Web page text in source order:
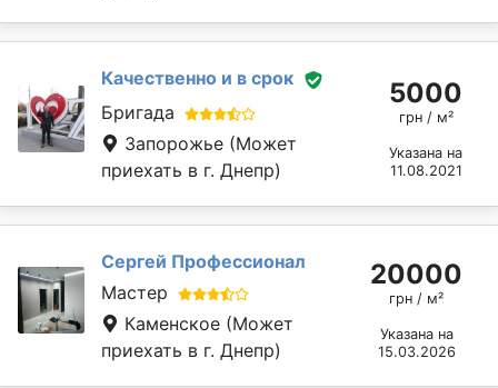
Качественно и в срок
Бригада
Запорожье (Может
приехать в г. Днепр)
5000
грн / м²
Указана на
11.08.2021
Сергей Профессионал
Мастер
Каменское (Может
приехать в г. Днепр)
20000
грн / м²
Указана на
15.03.2026